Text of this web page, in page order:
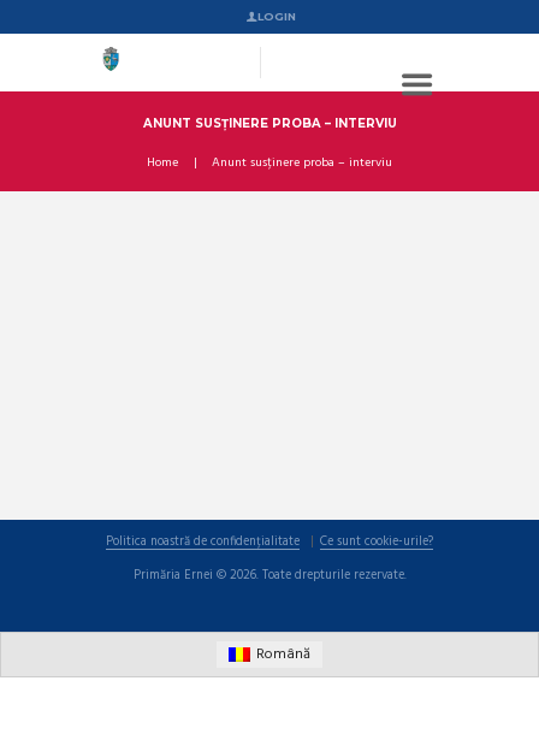
LOGIN
ANUNT SUSȚINERE PROBA – INTERVIU
Home Anunt susținere proba – interviu
Politica noastră de confidențialitate
Ce sunt cookie-urile?
Primăria Ernei © 2026. Toate drepturile rezervate.
Română